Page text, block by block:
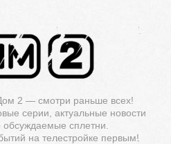
2 — смотри раньше всех!
серии, актуальные новости
сплетни.
на телестройке первым!